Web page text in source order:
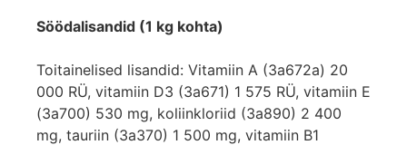
Söödalisandid (1 kg kohta)
Toitainelised lisandid: Vitamiin A (3a672a) 20
000 RÜ, vitamiin D3 (3a671) 1 575 RÜ, vitamiin E
(3a700) 530 mg, koliinkloriid (3a890) 2 400
mg, tauriin (3a370) 1 500 mg, vitamiin B1